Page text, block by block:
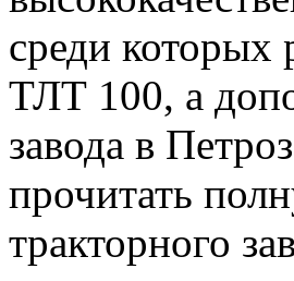
среди
ТЛТ 100, а
завода в
прочитать
тракторного